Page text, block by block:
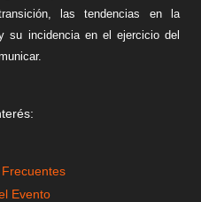
las tendencias en la
su incidencia en el ejercicio del
Evento